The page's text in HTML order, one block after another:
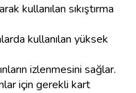
kullanılan sıkıştırma
kullanılan yüksek
izlenmesini sağlar.
için gerekli kart